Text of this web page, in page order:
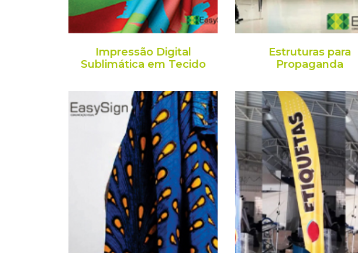
Impressão Digital
Sublimática em Tecido
Estruturas para
Propaganda